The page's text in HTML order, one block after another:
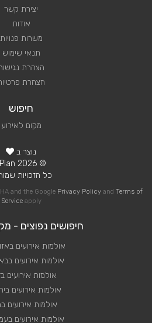
יצירת קשר
אודות
משרות פנויות
תנאי שימוש
הצהרת
הצהרת
חיפוש
מקום לאירוע
נוצר ב
© 2026 iPlan.
כל הזכויות
and the Google Privacy Policy and Terms of
Serviceapply
חיפושים נפוצים -
אולמות אירועים
אולמות אירועים
אולמות אירועים
אולמות אירועים
אולמות אירועים
אולמות אירועים